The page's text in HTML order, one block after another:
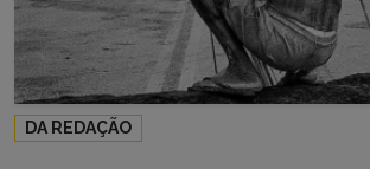
DA REDAÇÃO